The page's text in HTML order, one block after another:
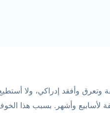
وأشعر برجفة وتعرق وأفقد
لأسابيع وأشهر. بسبب هذا